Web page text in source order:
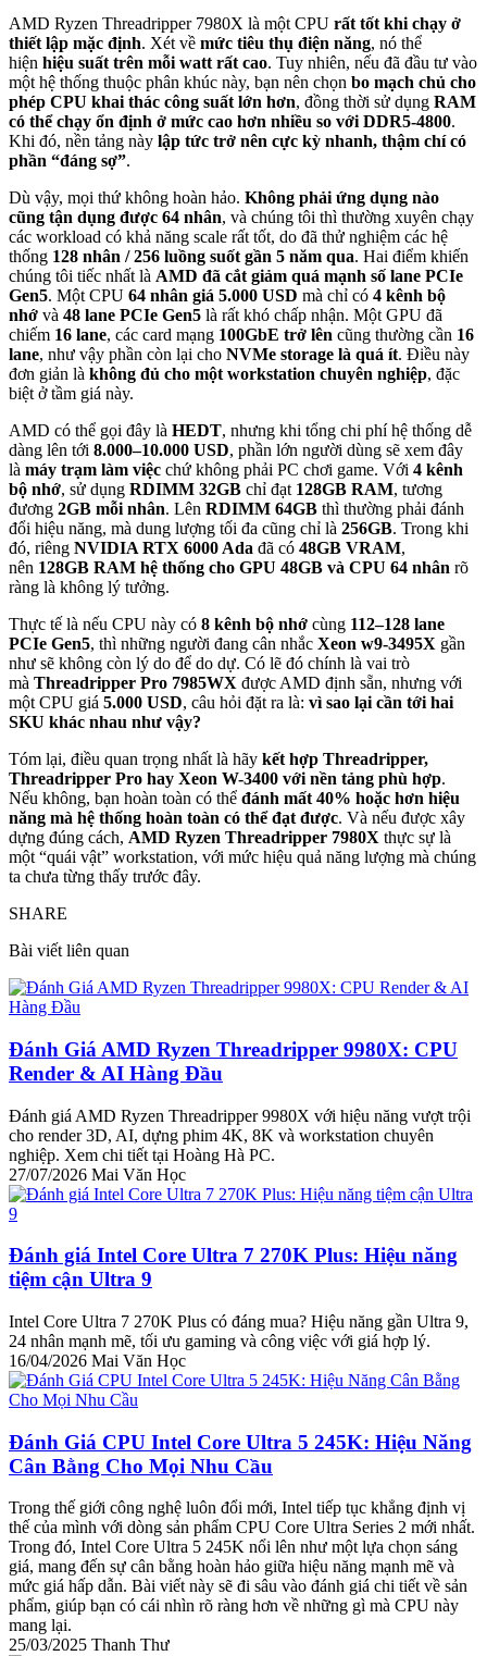
AMD Ryzen Threadripper 7980X là một CPU rất tốt khi chạy ở
thiết lập mặc định. Xét về mức tiêu thụ điện năng, nó thể
hiện hiệu suất trên mỗi watt rất cao. Tuy nhiên, nếu đã đầu tư vào
một hệ thống thuộc phân khúc này, bạn nên chọn bo mạch chủ cho
phép CPU khai thác công suất lớn hơn, đồng thời sử dụng RAM
có thể chạy ổn định ở mức cao hơn nhiều so với DDR5-4800.
Khi đó, nền tảng này lập tức trở nên cực kỳ nhanh, thậm chí có
phần “đáng sợ”.
Dù vậy, mọi thứ không hoàn hảo. Không phải ứng dụng nào
cũng tận dụng được 64 nhân, và chúng tôi thì thường xuyên chạy
các workload có khả năng scale rất tốt, do đã thử nghiệm các hệ
thống 128 nhân / 256 luồng suốt gần 5 năm qua. Hai điểm khiến
chúng tôi tiếc nhất là AMD đã cắt giảm quá mạnh số lane PCIe
Gen5. Một CPU 64 nhân giá 5.000 USD mà chỉ có 4 kênh bộ
nhớ và 48 lane PCIe Gen5 là rất khó chấp nhận. Một GPU đã
chiếm 16 lane, các card mạng 100GbE trở lên cũng thường cần 16
lane, như vậy phần còn lại cho NVMe storage là quá ít. Điều này
đơn giản là không đủ cho một workstation chuyên nghiệp, đặc
biệt ở tầm giá này.
AMD có thể gọi đây là HEDT, nhưng khi tổng chi phí hệ thống dễ
dàng lên tới 8.000–10.000 USD, phần lớn người dùng sẽ xem đây
là máy trạm làm việc chứ không phải PC chơi game. Với 4 kênh
bộ nhớ, sử dụng RDIMM 32GB chỉ đạt 128GB RAM, tương
đương 2GB mỗi nhân. Lên RDIMM 64GB thì thường phải đánh
đổi hiệu năng, mà dung lượng tối đa cũng chỉ là 256GB. Trong khi
đó, riêng NVIDIA RTX 6000 Ada đã có 48GB VRAM,
nên 128GB RAM hệ thống cho GPU 48GB và CPU 64 nhân rõ
ràng là không lý tưởng.
Thực tế là nếu CPU này có 8 kênh bộ nhớ cùng 112–128 lane
PCIe Gen5, thì những người đang cân nhắc Xeon w9-3495X gần
như sẽ không còn lý do để do dự. Có lẽ đó chính là vai trò
mà Threadripper Pro 7985WX được AMD định sẵn, nhưng với
một CPU giá 5.000 USD, câu hỏi đặt ra là: vì sao lại cần tới hai
SKU khác nhau như vậy?
Tóm lại, điều quan trọng nhất là hãy kết hợp Threadripper,
Threadripper Pro hay Xeon W-3400 với nền tảng phù hợp.
Nếu không, bạn hoàn toàn có thể đánh mất 40% hoặc hơn hiệu
năng mà hệ thống hoàn toàn có thể đạt được. Và nếu được xây
dựng đúng cách, AMD Ryzen Threadripper 7980X thực sự là
một “quái vật” workstation, với mức hiệu quả năng lượng mà chúng
ta chưa từng thấy trước đây.
SHARE
Bài viết liên quan
Đánh Giá AMD Ryzen Threadripper 9980X: CPU
Render & AI Hàng Đầu
Đánh giá AMD Ryzen Threadripper 9980X với hiệu năng vượt trội
cho render 3D, AI, dựng phim 4K, 8K và workstation chuyên
nghiệp. Xem chi tiết tại Hoàng Hà PC.
27/07/2026 Mai Văn Học
Đánh giá Intel Core Ultra 7 270K Plus: Hiệu năng
tiệm cận Ultra 9
Intel Core Ultra 7 270K Plus có đáng mua? Hiệu năng gần Ultra 9,
24 nhân mạnh mẽ, tối ưu gaming và công việc với giá hợp lý.
16/04/2026 Mai Văn Học
Đánh Giá CPU Intel Core Ultra 5 245K: Hiệu Năng
Cân Bằng Cho Mọi Nhu Cầu
Trong thế giới công nghệ luôn đổi mới, Intel tiếp tục khẳng định vị
thế của mình với dòng sản phẩm CPU Core Ultra Series 2 mới nhất.
Trong đó, Intel Core Ultra 5 245K nổi lên như một lựa chọn sáng
giá, mang đến sự cân bằng hoàn hảo giữa hiệu năng mạnh mẽ và
mức giá hấp dẫn. Bài viết này sẽ đi sâu vào đánh giá chi tiết về sản
phẩm, giúp bạn có cái nhìn rõ ràng hơn về những gì mà CPU này
mang lại.
25/03/2025 Thanh Thư